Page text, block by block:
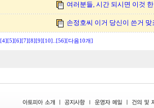
여러분들, 시간 되시면 이것
손정호씨 이거 당신이 쓴거 맞
[4] [5] [6] [7] [8] [9] [10] [56] [다음10개]